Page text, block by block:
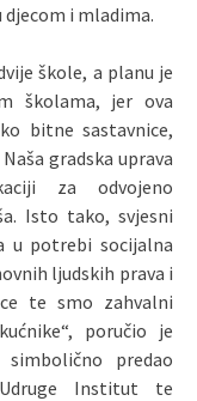
i mladima.
škole, a planu je
školama, jer ova
bitne sastavnice,
gradska uprava
za odvojeno
Isto tako, svjesni
u potrebi socijalna
ljudskih prava i
te smo zahvalni
poručio je
predao
Udruge Institut te